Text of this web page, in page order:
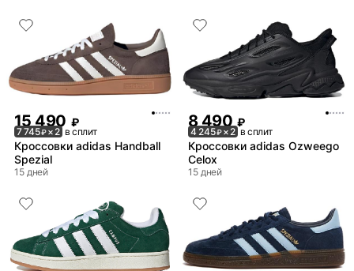
15 490 ₽
7 745₽× 2 в сплит
Кроссовки adidas Handball
Spezial
15 дней
8 490 ₽
4 245₽× 2 в сплит
Кроссовки adidas Ozweego
Celox
15 дней